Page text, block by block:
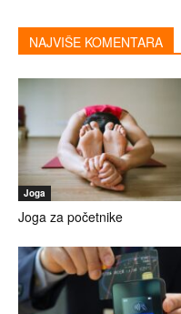
NAJVIŠE KOMENTARA
Joga
Joga za početnike